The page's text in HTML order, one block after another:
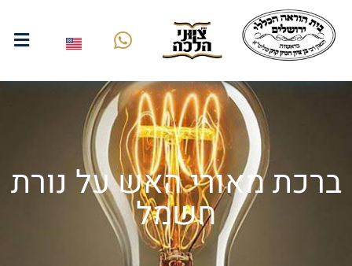
ברכת מאורי האש על נורת
חשמל
הבדלה